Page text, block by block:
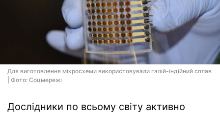
Для виготовлення мікросхеми використовували галій-індійний сплав
| Фото: Соцмережi
Дослідники по всьому світу активно